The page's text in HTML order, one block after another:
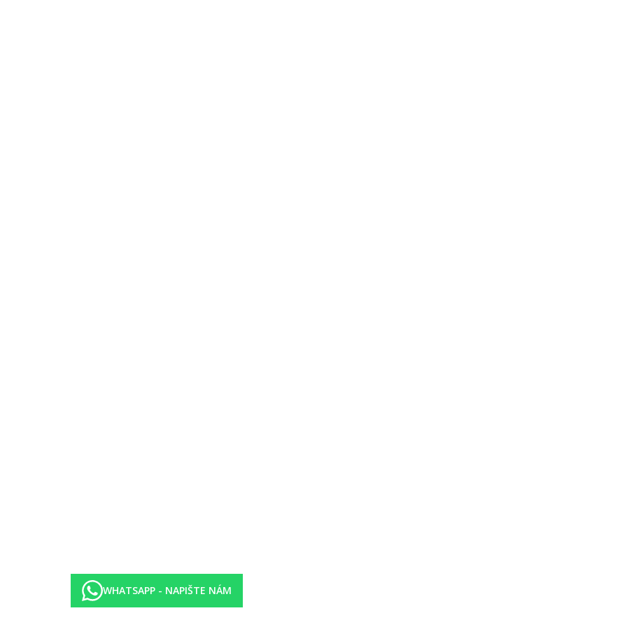
restaurace, à la carte restaurace, cafeterie. 2 venkovní bazény, dětský bazén, terasa na slunění, lehátka a slunečníky zdarma, bar u
lednička, telefon, trezor za poplatek (cca 2 EUR/den), balkon nebo terasa.
hod.)
hotelu. Taxa není zahrnuta v ceně zájezdu a musí být uhrazena klientem přímo na recepci hotelu. Rozsah a kvalita uvedených služeb a
opatření v dané destinaci.
WHATSAPP - NAPIŠTE NÁM